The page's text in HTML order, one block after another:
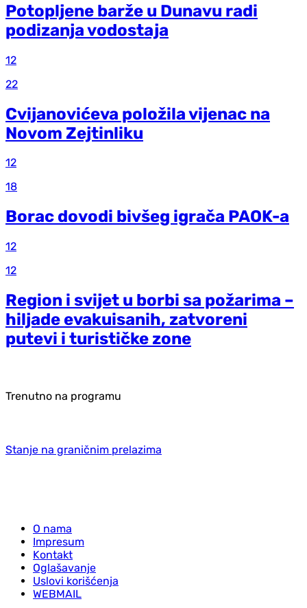
Potopljene barže u Dunavu radi
podizanja vodostaja
12
22
Cvijanovićeva položila vijenac na
Novom Zejtinliku
12
18
Borac dovodi bivšeg igrača PAOK-a
12
12
Region i svijet u borbi sa požarima –
hiljade evakuisanih, zatvoreni
putevi i turističke zone
Trenutno na programu
Stanje na graničnim prelazima
O nama
Impresum
Kontakt
Oglašavanje
Uslovi korišćenja
WEBMAIL